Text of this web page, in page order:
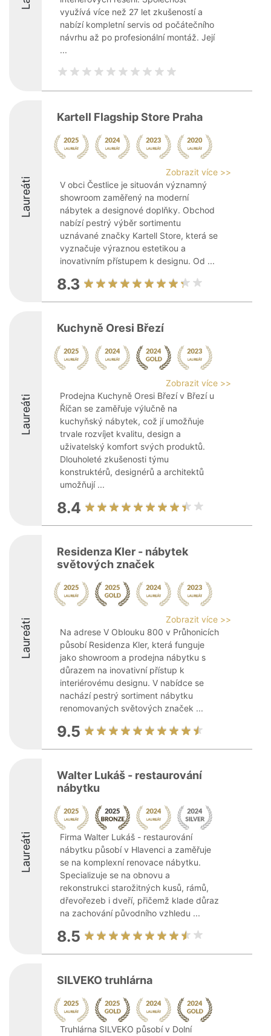
využívá více než 27 let zkušeností a
nabízí kompletní servis od počátečního
návrhu až po profesionální montáž. Její
...
Laureáti
Kartell Flagship Store Praha
Zobrazit více >>
V obci Čestlice je situován významný
showroom zaměřený na moderní
nábytek a designové doplňky. Obchod
nabízí pestrý výběr sortimentu
uznávané značky Kartell Store, která se
vyznačuje výraznou estetikou a
inovativním přístupem k designu. Od ...
8.3
Laureáti
Kuchyně Oresi Březí
Zobrazit více >>
Prodejna Kuchyně Oresi Březí v Březí u
Říčan se zaměřuje výlučně na
kuchyňský nábytek, což jí umožňuje
trvale rozvíjet kvalitu, design a
uživatelský komfort svých produktů.
Dlouholeté zkušenosti týmu
konstruktérů, designérů a architektů
umožňují ...
8.4
Laureáti
Residenza Kler - nábytek
světových značek
Zobrazit více >>
Na adrese V Oblouku 800 v Průhonicích
působí Residenza Kler, která funguje
jako showroom a prodejna nábytku s
důrazem na inovativní přístup k
interiérovému designu. V nabídce se
nachází pestrý sortiment nábytku
renomovaných světových značek ...
9.5
Laureáti
Walter Lukáš - restaurování
nábytku
Firma Walter Lukáš - restaurování
nábytku působí v Hlavenci a zaměřuje
se na komplexní renovace nábytku.
Specializuje se na obnovu a
rekonstrukci starožitných kusů, rámů,
dřevořezeb i dveří, přičemž klade důraz
na zachování původního vzhledu ...
8.5
SILVEKO truhlárna
Truhlárna SILVEKO působí v Dolní